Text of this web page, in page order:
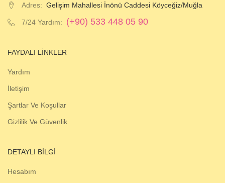
Adres: Gelişim Mahallesi İnönü Caddesi Köyceğiz/Muğla
7/24 Yardım: (+90) 533 448 05 90
FAYDALI LINKLER
Yardım
İletişim
Şartlar Ve Koşullar
Gizlilik Ve Güvenlik
DETAYLI BILGI
Hesabım